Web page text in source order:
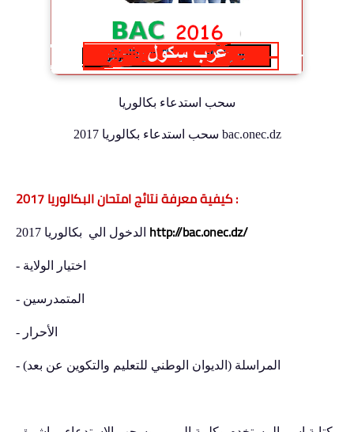
سحب استدعاء بكالوريا
سحب استدعاء بكالوريا 2017 bac.onec.dz
كيفية معرفة نتائج امتحان البكالوريا 2017 :
http://bac.onec.dz/
- اختيار الولاية
- المتمدرسين
- الأحرار
- المراسلة (الديوان الوطني للتعليم والتكوين عن بعد)